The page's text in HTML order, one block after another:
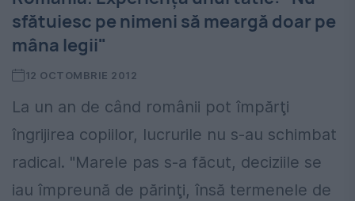
sfătuiesc pe nimeni să meargă doar pe
mâna legii"
12 OCTOMBRIE 2012
La un an de când românii pot împărţi
îngrijirea copiilor, lucrurile nu s-au schimbat
radical. "Marele pas s-a făcut, deciziile se
iau împreună de părinţi, însă termenele de